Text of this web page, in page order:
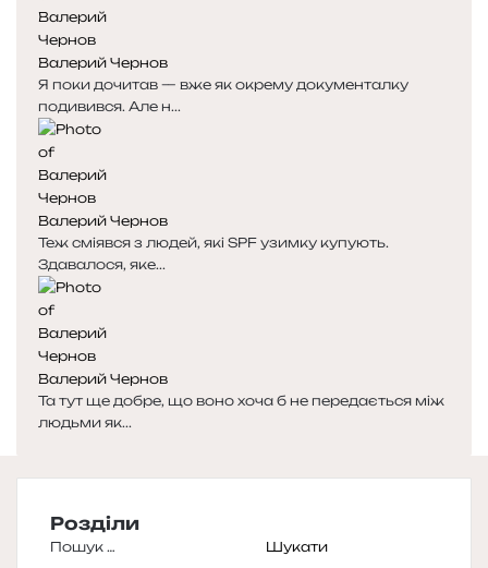
Валерий Чернов
Я поки дочитав — вже як окрему документалку
подивився. Але н...
Валерий Чернов
Теж сміявся з людей, які SPF узимку купують.
Здавалося, яке...
Валерий Чернов
Та тут ще добре, що воно хоча б не передається між
людьми як...
Розділи
Пошук: